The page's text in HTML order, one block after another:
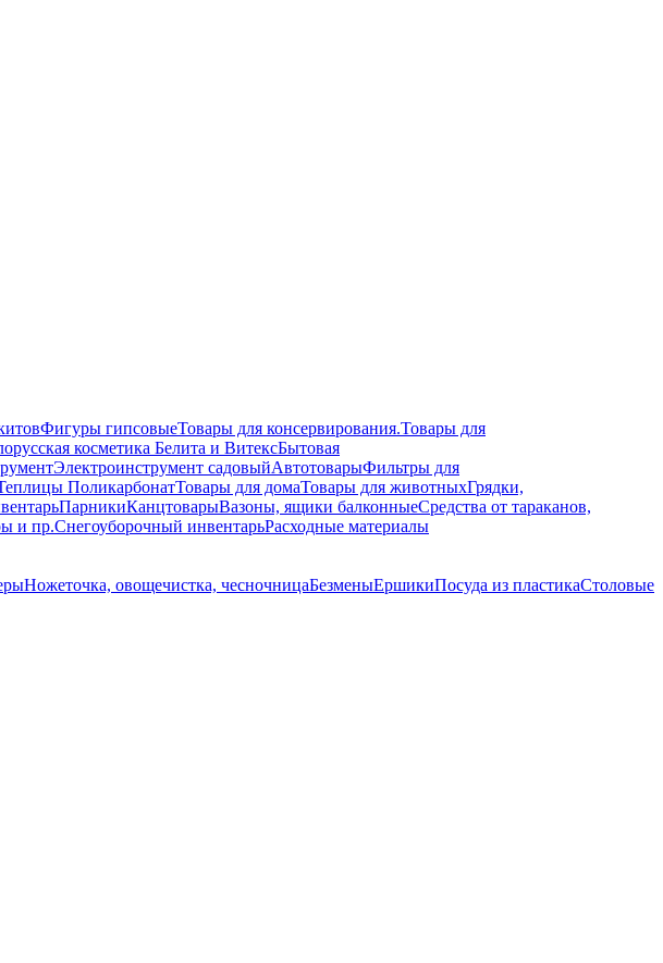
Фигуры гипсовыеТовары для консервирования.Товары для
косметика Белита и ВитексБытовая
Электроинструмент садовыйАвтотоварыФильтры для
ПоликарбонатТовары для домаТовары для животныхГрядки,
ПарникиКанцтоварыВазоны, ящики балконныеСредства от тараканов,
и пр.Снегоуборочный инвентарьРасходные материалы
Ножеточка, овощечистка, чесночницаБезменыЕршикиПосуда из пластикаСтоловые